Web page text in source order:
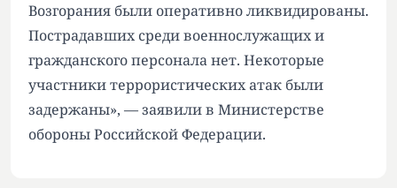
Возгорания были оперативно ликвидированы.
Пострадавших среди военнослужащих и
гражданского персонала нет. Некоторые
участники террористических атак были
задержаны», — заявили в Министерстве
обороны Российской Федерации.